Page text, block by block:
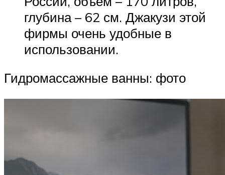
глубина – 62 см. Джакузи этой
фирмы очень удобные в
использовании.
Гидромассажные ванны: фото